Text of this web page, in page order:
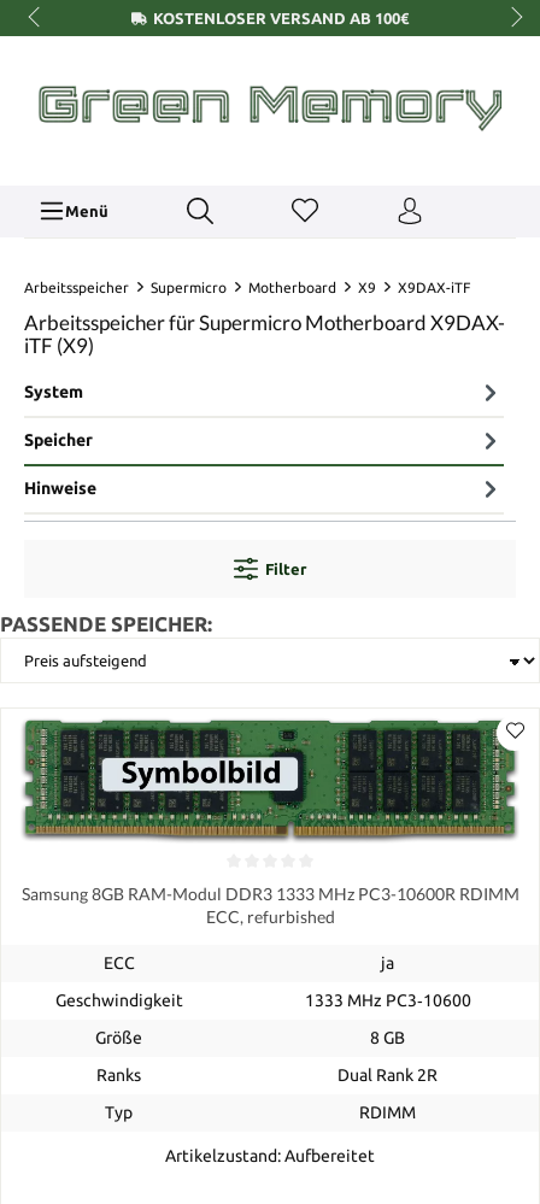
KOSTENLOSER VERSAND AB 100€
Menü
Arbeitsspeicher Supermicro Motherboard X9 X9DAX-iTF
Arbeitsspeicher für Supermicro Motherboard X9DAX-
iTF (X9)
System
Speicher
Hinweise
Filter
PASSENDE SPEICHER:
Samsung 8GB RAM-Modul DDR3 1333 MHz PC3-10600R RDIMM
ECC, refurbished
ECC
ja
Geschwindigkeit
1333 MHz PC3‑10600
Größe
8 GB
Ranks
Dual Rank 2R
Typ
RDIMM
Artikelzustand: Aufbereitet